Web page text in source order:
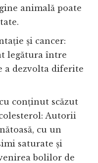
animală poate
și cancer:
legătura între
a dezvolta diferite
conținut scăzut
Autorii
cu un
saturate și
bolilor de